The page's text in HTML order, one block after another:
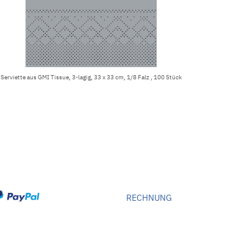
Serviette aus GMI Tissue, 3-lagig, 33 x 33 cm, 1/8 Falz , 100 Stück
RECHNUNG